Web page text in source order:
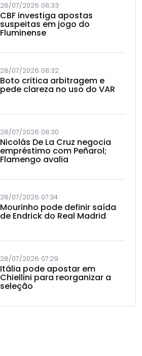
28/07/2026 08:33
CBF investiga apostas
suspeitas em jogo do
Fluminense
28/07/2026 08:32
Boto critica arbitragem e
pede clareza no uso do VAR
28/07/2026 08:30
Nicolás De La Cruz negocia
empréstimo com Peñarol;
Flamengo avalia
28/07/2026 07:34
Mourinho pode definir saída
de Endrick do Real Madrid
28/07/2026 07:29
Itália pode apostar em
Chiellini para reorganizar a
seleção